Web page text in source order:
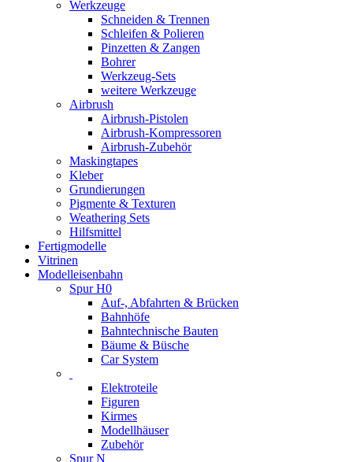
Werkzeuge
Schneiden & Trennen
Schleifen & Polieren
Pinzetten & Zangen
Bohrer
Werkzeug-Sets
weitere Werkzeuge
Airbrush
Airbrush-Pistolen
Airbrush-Kompressoren
Airbrush-Zubehör
Maskingtapes
Kleber
Grundierungen
Pigmente & Texturen
Weathering Sets
Hilfsmittel
Fertigmodelle
Vitrinen
Modelleisenbahn
Spur H0
Auf-, Abfahrten & Brücken
Bahnhöfe
Bahntechnische Bauten
Bäume & Büsche
Car System
Elektroteile
Figuren
Kirmes
Modellhäuser
Zubehör
Spur N